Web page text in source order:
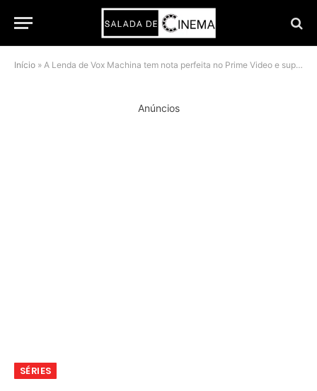
Início » A Lenda de Vox Machina tem nota perfeita no Prime Video e supera os Anéis de Poder na crítica
Anúncios
SÉRIES